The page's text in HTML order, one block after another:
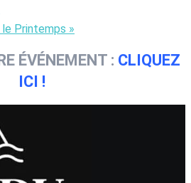
Printemps »
ÉVÉNEMENT : CLIQUEZ
ICI !